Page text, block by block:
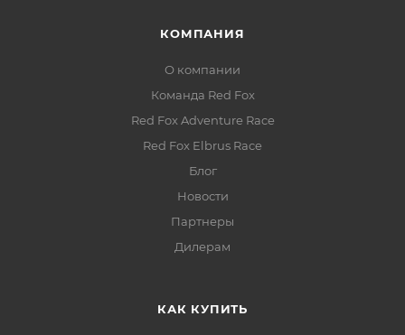
КОМПАНИЯ
О компании
Команда Red Fox
Red Fox Adventure Race
Red Fox Elbrus Race
Блог
Новости
Партнеры
Дилерам
КАК КУПИТЬ